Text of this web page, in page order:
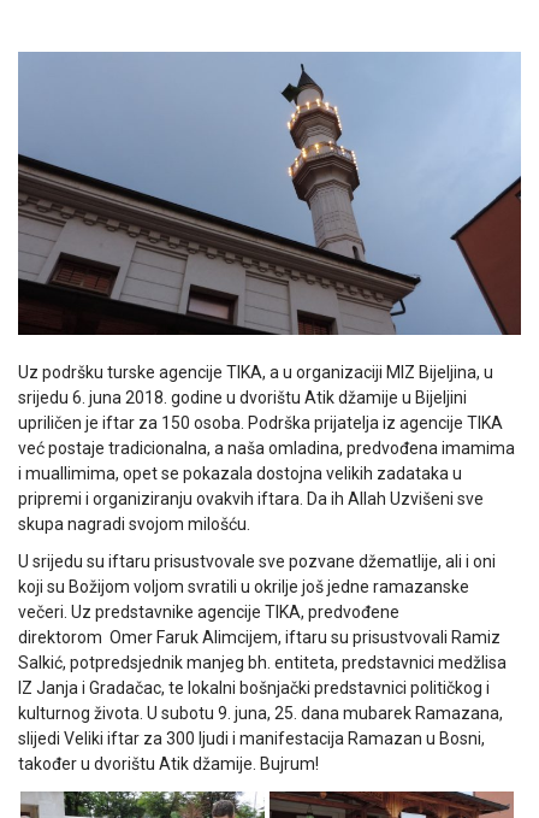
Uz podršku turske agencije TIKA, a u organizaciji MIZ Bijeljina, u
srijedu 6. juna 2018. godine u dvorištu Atik džamije u Bijeljini
upriličen je iftar za 150 osoba. Podrška prijatelja iz agencije TIKA
već postaje tradicionalna, a naša omladina, predvođena imamima
i muallimima, opet se pokazala dostojna velikih zadataka u
pripremi i organiziranju ovakvih iftara. Da ih Allah Uzvišeni sve
skupa nagradi svojom milošću.
U srijedu su iftaru prisustvovale sve pozvane džematlije, ali i oni
koji su Božijom voljom svratili u okrilje još jedne ramazanske
večeri. Uz predstavnike agencije TIKA, predvođene
direktorom Omer Faruk Alimcijem, iftaru su prisustvovali Ramiz
Salkić, potpredsjednik manjeg bh. entiteta, predstavnici medžlisa
IZ Janja i Gradačac, te lokalni bošnjački predstavnici političkog i
kulturnog života. U subotu 9. juna, 25. dana mubarek Ramazana,
slijedi Veliki iftar za 300 ljudi i manifestacija Ramazan u Bosni,
također u dvorištu Atik džamije. Bujrum!